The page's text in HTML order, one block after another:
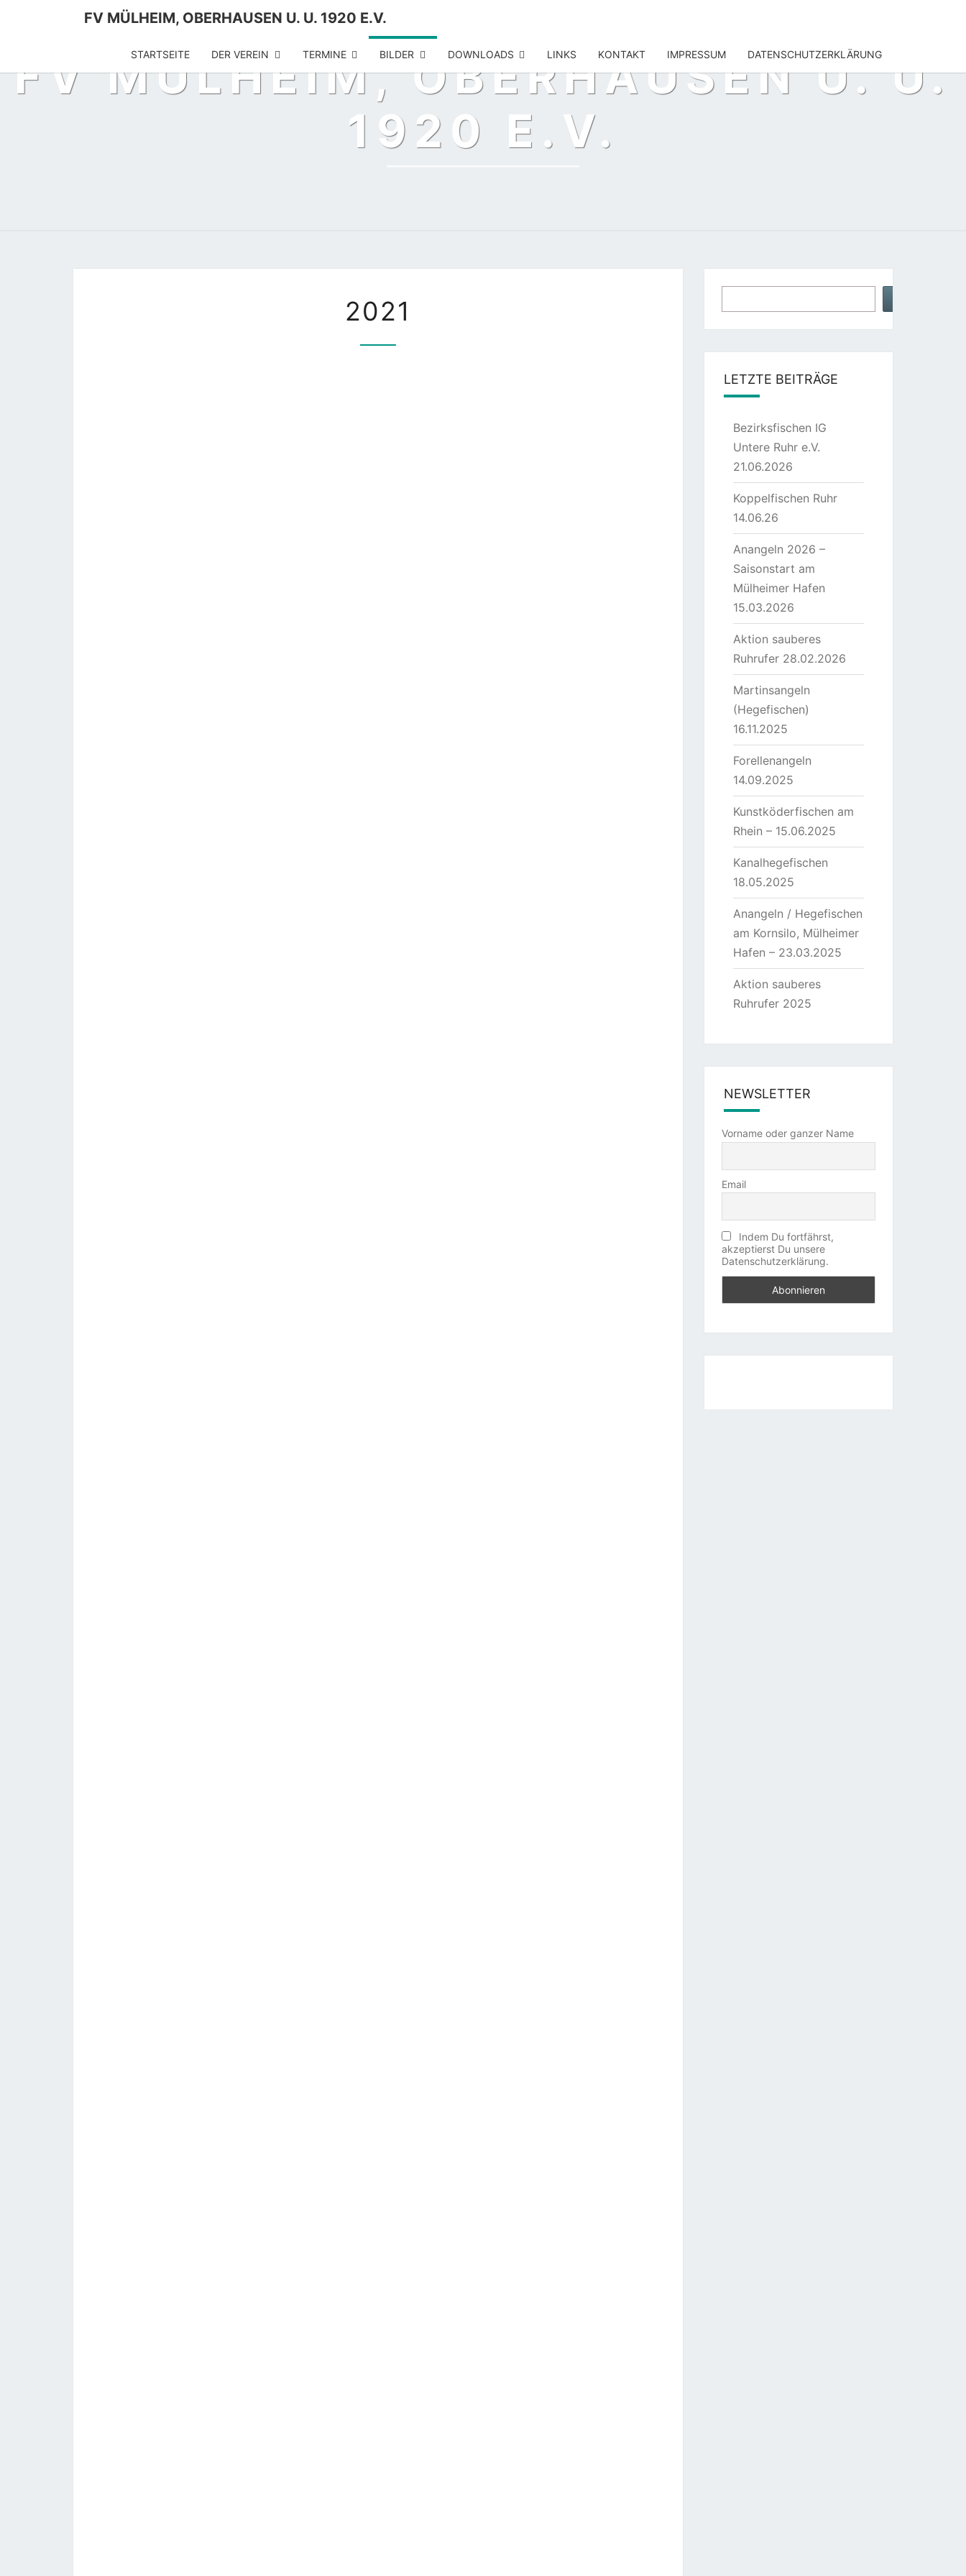
FV MÜLHEIM, OBERHAUSEN U. U. 1920 E.V.
STARTSEITE DER VEREIN TERMINE BILDER DOWNLOADS LINKS KONTAKT IMPRESSUM DATENSCHUTZERKLÄRUNG
FV MÜLHEIM, OBERHAUSEN U. U.
1920 E.V.
2021
LETZTE BEITRÄGE
Bezirksfischen IG
Untere Ruhr e.V.
21.06.2026
Koppelfischen Ruhr
14.06.26
Anangeln 2026 –
Saisonstart am
Mülheimer Hafen
15.03.2026
Aktion sauberes
Ruhrufer 28.02.2026
Martinsangeln
(Hegefischen)
16.11.2025
Forellenangeln
14.09.2025
Kunstköderfischen am
Rhein – 15.06.2025
Kanalhegefischen
18.05.2025
Anangeln / Hegefischen
am Kornsilo, Mülheimer
Hafen – 23.03.2025
Aktion sauberes
Ruhrufer 2025
NEWSLETTER
Vorname oder ganzer Name
Email
Indem Du fortfährst,
akzeptierst Du unsere
Datenschutzerklärung.